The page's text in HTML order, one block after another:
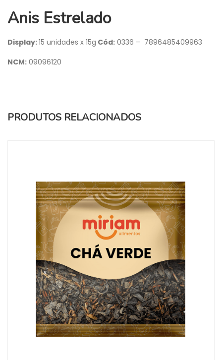
Anis Estrelado
Display:15 unidades x 15g Cód: 0336 – 7896485409963
NCM: 09096120
PRODUTOS RELACIONADOS